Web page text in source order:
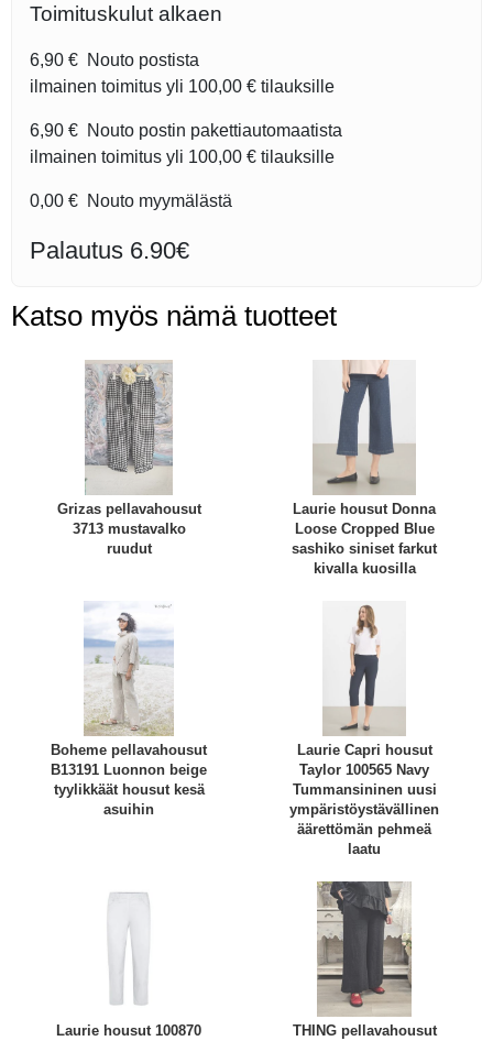
Toimituskulut alkaen
6,90 € Nouto postista
ilmainen toimitus yli 100,00 € tilauksille
6,90 € Nouto postin pakettiautomaatista
ilmainen toimitus yli 100,00 € tilauksille
0,00 € Nouto myymälästä
Palautus 6.90€
Katso myös nämä tuotteet
Grizas pellavahousut
3713 mustavalko
ruudut
Laurie housut Donna
Loose Cropped Blue
sashiko siniset farkut
kivalla kuosilla
Boheme pellavahousut
B13191 Luonnon beige
tyylikkäät housut kesä
asuihin
Laurie Capri housut
Taylor 100565 Navy
Tummansininen uusi
ympäristöystävällinen
äärettömän pehmeä
laatu
Laurie housut 100870
THING pellavahousut